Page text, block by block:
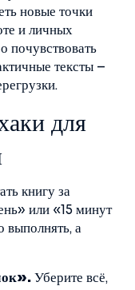
новые точки
и личных
почувствовать
тексты –
для
книгу за
или «15 минут
выполнять, а
Уберите всё,